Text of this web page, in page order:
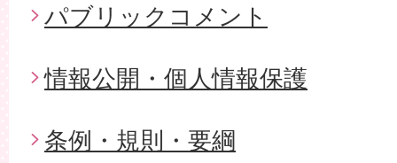
パブリックコメント
情報公開・個人情報保護
条例・規則・要綱